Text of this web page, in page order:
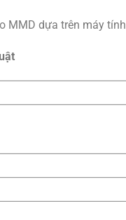
MMD dựa trên máy